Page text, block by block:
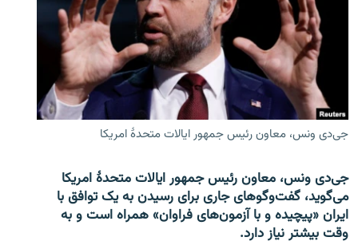
جی‌دی ونس، معاون رئیس جمهور ایالات متحدۀ امریکا
جی‌دی ونس، معاون رئیس جمهور ایالات متحدۀ امریکا
می‌گوید، گفت‌وگوهای جاری برای رسیدن به یک توافق با
ایران «پیچیده و با آزمون‌های فراوان» همراه است و به
وقت بیشتر نیاز دارد.